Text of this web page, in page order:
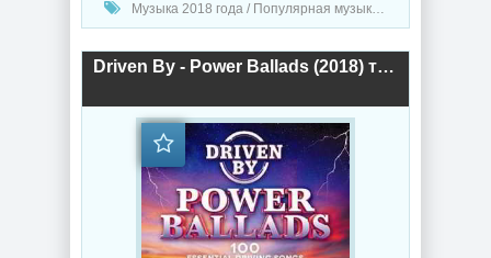
Музыка 2018 года / Популярная музыка / Хаус музыка / Диско музыка
Driven By - Power Ballads (2018) торрент